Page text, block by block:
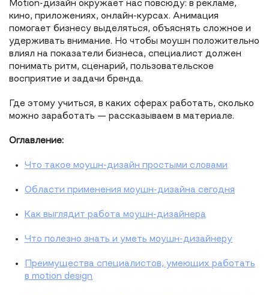
Motion-дизайн окружает нас повсюду: в рекламе,
кино, приложениях, онлайн-курсах. Анимация
помогает бизнесу выделяться, объяснять сложное и
удерживать внимание. Но чтобы моушн положительно
влиял на показатели бизнеса, специалист должен
понимать ритм, сценарий, пользовательское
восприятие и задачи бренда.
Где этому учиться, в каких сферах работать, сколько
можно заработать — рассказываем в материале.
Оглавление:
Что такое моушн-дизайн простыми словами
Области применения моушн-дизайна сегодня
Как выглядит работа моушн-дизайнера
Что полезно знать и уметь моушн-дизайнеру
Преимущества специалистов, умеющих работать
в motion design